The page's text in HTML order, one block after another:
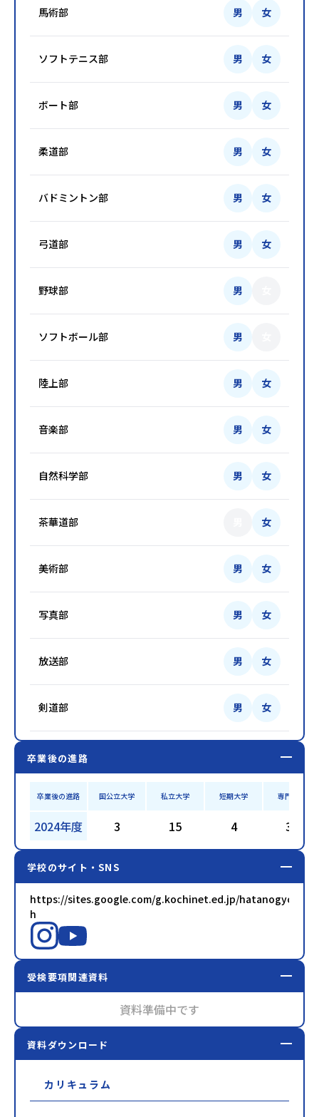
馬術部 男 女
ソフトテニス部 男 女
ボート部 男 女
柔道部 男 女
バドミントン部 男 女
弓道部 男 女
野球部 男
ソフトボール部 男
陸上部 男 女
音楽部 男 女
自然科学部 男 女
茶華道部 女
美術部 男 女
写真部 男 女
放送部 男 女
剣道部 男 女
卒業後の進路
卒業後の進路 国公立大学 私立大学 短期大学 専門学校
2024年度 3 15 4 35
学校のサイト・SNS
https://sites.google.com/g.kochinet.ed.jp/hatanogyo-
h
受検要項関連資料
資料準備中です
資料ダウンロード
カリキュラム